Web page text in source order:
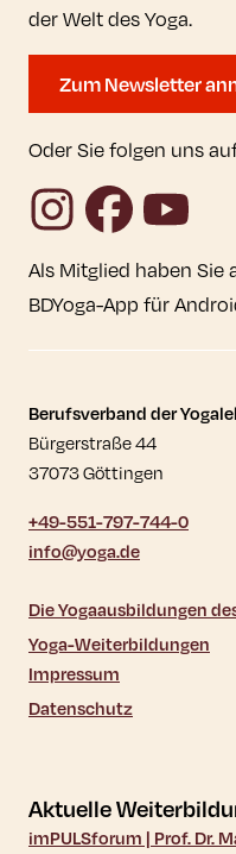
der Welt des Yoga.
Zum Newsletter
Oder Sie folgen uns
InstagramFacebookYouTube
Als Mitglied haben
BDYoga-App für
Kontaktdaten
Berufsverband der
Bürgerstraße 44
37073 Göttingen
+49-551-797-744-0
info@yoga.de
Die Yogaausbildungen
Yoga-Weiterbildungen
Impressum
Datenschutz
Aktuelle
imPULSforum | Prof. Dr.